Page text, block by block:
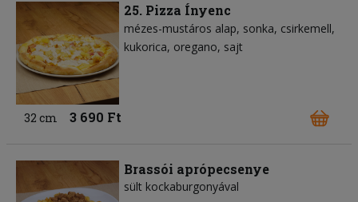
25. Pizza Ínyenc
mézes-mustáros alap sonka csirkemell
kukorica oregano sajt
32 cm 3 690 Ft
Brassói aprópecsenye
sült kockaburgonyával